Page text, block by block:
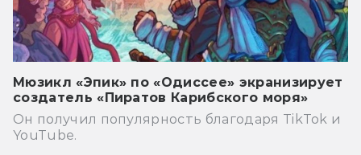
Мюзикл «Эпик» по «Одиссее» экранизирует
создатель «Пиратов Карибского моря»
Он получил популярность благодаря TikTok и
YouTube.